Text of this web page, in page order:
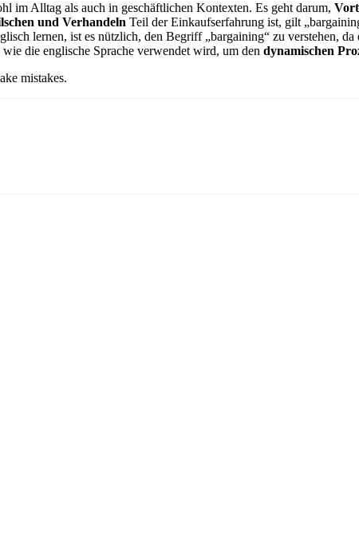
im Alltag als auch in geschäftlichen Kontexten. Es geht darum,
und Verhandeln Teil der Einkaufserfahrung ist, gilt
lernen, ist es nützlich, den Begriff „bargaining“ zu verstehen, da
die englische Sprache verwendet wird, um den dynamischen
mistakes.